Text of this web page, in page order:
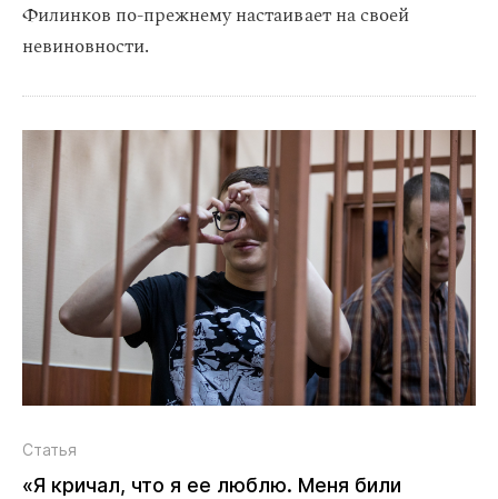
Филинков по-прежнему настаивает на своей
невиновности.
Статья
«Я кричал, что я ее люблю. Меня били